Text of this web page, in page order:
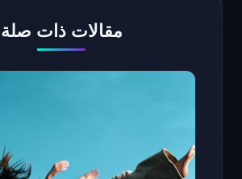
مقالات ذات صلة